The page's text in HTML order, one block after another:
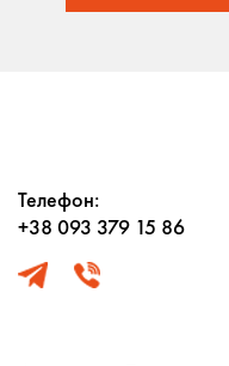
Телефон:
+38 093 379 15 86